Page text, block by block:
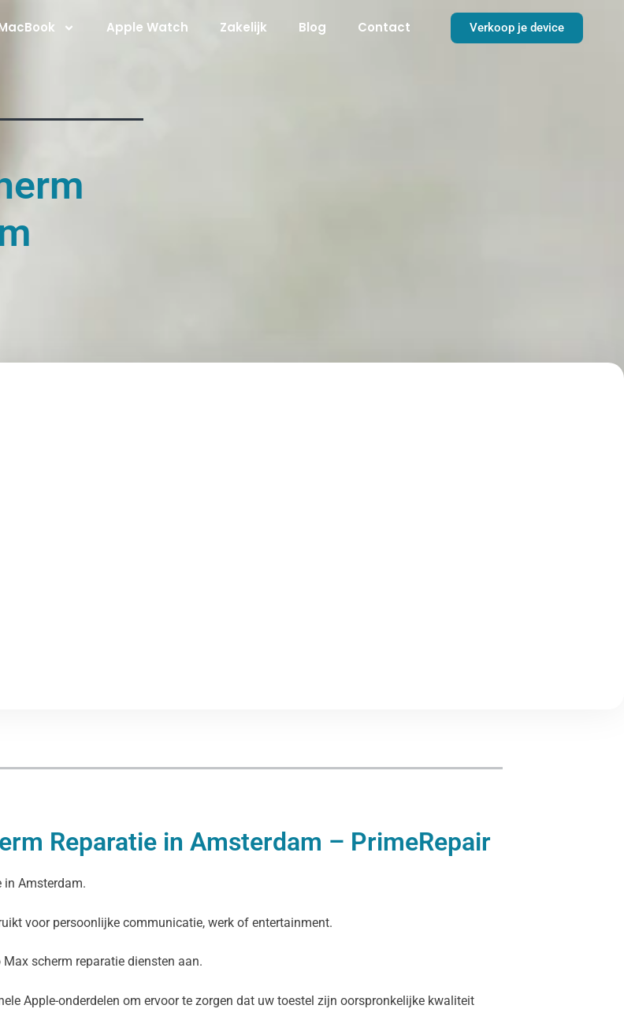
Apple Watch Zakelijk Blog Contact Verkoop je device
Reparatie in Amsterdam – PrimeRepair
in Amsterdam.
voor persoonlijke communicatie, werk of entertainment.
scherm reparatie diensten aan.
Apple-onderdelen om ervoor te zorgen dat uw toestel zijn oorspronkelijke kwaliteit